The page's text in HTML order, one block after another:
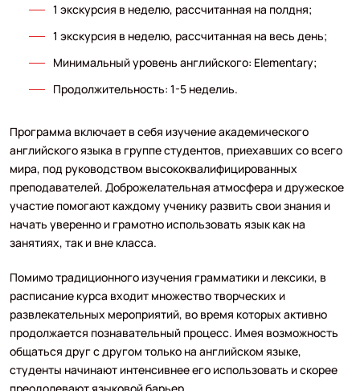
1 экскурсия в неделю, рассчитанная на полдня;
1 экскурсия в неделю, рассчитанная на весь день;
Минимальный уровень английского: Elementary;
Продолжительность: 1-5 неделиь.
Программа включает в себя изучение академического
английского языка в группе студентов, приехавших со всего
мира, под руководством высококвалифицированных
преподавателей. Доброжелательная атмосфера и дружеское
участие помогают каждому ученику развить свои знания и
начать уверенно и грамотно использовать язык как на
занятиях, так и вне класса.
Помимо традиционного изучения грамматики и лексики, в
расписание курса входит множество творческих и
развлекательных мероприятий, во время которых активно
продолжается познавательный процесс. Имея возможность
общаться друг с другом только на английском языке,
студенты начинают интенсивнее его использовать и скорее